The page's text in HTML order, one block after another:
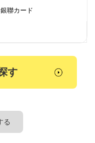
銀聯カード